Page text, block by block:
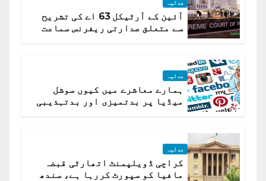
عدلیہ
آئین کے آرٹیکل 63 اے کی تشریح
سے متعلق صدارتی ریفرنس سماعت
عدلیہ
ہمارے معاشرے میں کیوں سوشل
میڈیا پر بدتمیزی اور بدتہذیبی
عدلیہ
کراچی ڈویلپمنٹ اتھارٹی قبضہ
مافیا کو سپورٹ کررہا ہے، سندھ